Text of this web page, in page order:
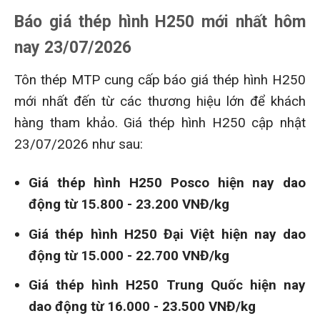
Báo giá thép hình H250 mới nhất hôm
nay 23/07/2026
Tôn thép MTP cung cấp báo giá thép hình H250
mới nhất đến từ các thương hiệu lớn để khách
hàng tham khảo. Giá thép hình H250 cập nhật
23/07/2026 như sau:
Giá thép hình H250 Posco hiện nay dao
động từ 15.800 - 23.200 VNĐ/kg
Giá thép hình H250 Đại Việt hiện nay dao
động từ 15.000 - 22.700 VNĐ/kg
Giá thép hình H250 Trung Quốc hiện nay
dao động từ 16.000 - 23.500 VNĐ/kg